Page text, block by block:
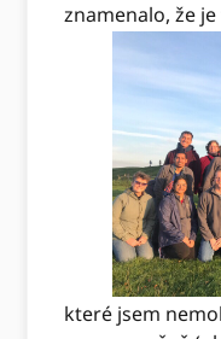
znamenalo, že
které jsem